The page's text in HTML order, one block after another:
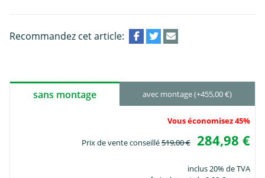
Recommandez cet article:
sans montage avec montage (+455,00 €)
Vous économisez 45%
Prix de vente conseillé519,00 € 284,98 €
inclus 20% de TVA